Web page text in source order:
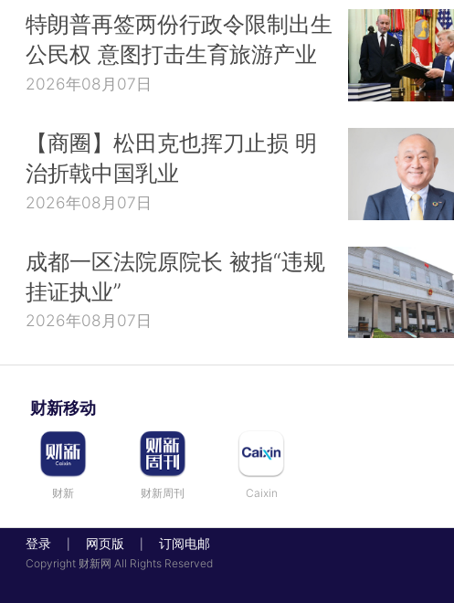
特朗普再签两份行政令限制出生
公民权 意图打击生育旅游产业
2026年08月07日
【商圈】松田克也挥刀止损 明
治折戟中国乳业
2026年08月07日
成都一区法院原院长 被指“违规
挂证执业”
2026年08月07日
财新移动
财新 财新周刊 Caixin
登录 网页版 订阅电邮
Copyright 财新网 All Rights Reserved